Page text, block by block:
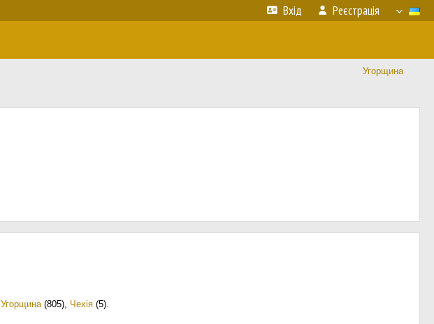
Вхід Реєстрація
Угорщина
Угорщина(805), Чехія (5).